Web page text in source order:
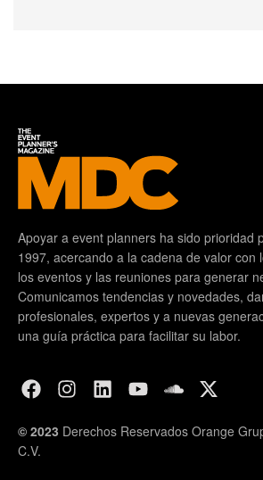
Apoyar a event planners ha sido prioridad
1997, acercando a la cadena de valor con
los eventos y las reuniones para generar
Comunicamos tendencias y novedades,
profesionales, expertos y a nuevas
una guía práctica para facilitar su labor.
© 2023 Derechos Reservados Orange
C.V.